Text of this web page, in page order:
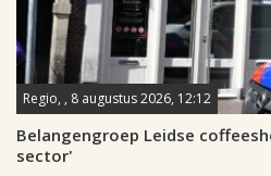
Regio, , 8 augustus 2026, 12:12
Belangengroep Leidse
sector'